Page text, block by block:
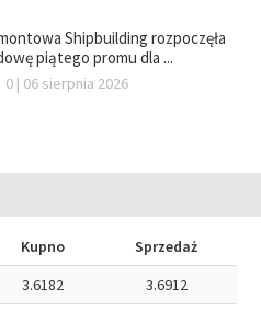
Shipbuilding rozpoczęła
piątego promu dla ...
0 | 06 sierpnia 2026
Kupno
Sprzedaż
3.6182
3.6912